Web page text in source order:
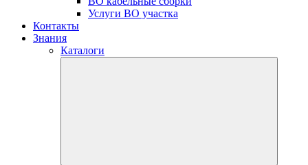
Услуги ВО участка
Контакты
Знания
Каталоги